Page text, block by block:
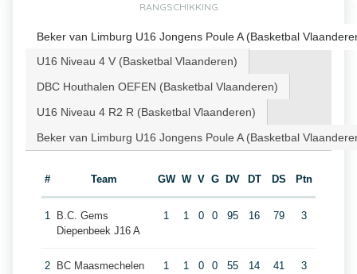
RANGSCHIKKING
Beker van Limburg U16 Jongens Poule A (Basketbal
U16 Niveau 4 V (Basketbal Vlaanderen)
DBC Houthalen OEFEN (Basketbal Vlaanderen)
U16 Niveau 4 R2 R (Basketbal Vlaanderen)
Beker van Limburg U16 Jongens Poule A (Basketbal
# Team GW W V G DV DT DS Ptn
1
B.C. Gems
Diepenbeek J16 A
1 1 0 0 95 16 79 3
2 BC Maasmechelen 1 1 0 0 55 14 41 3